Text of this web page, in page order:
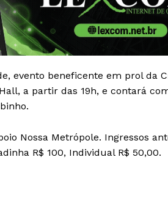
evento beneficente em prol da
a partir das 19h, e contará
Nossa Metrópole. Ingressos
R$ 100, Individual R$ 50,00.